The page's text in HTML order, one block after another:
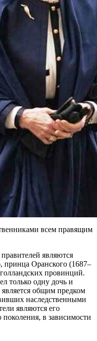
всем правящим
являются
Оранского (1687–
провинций.
только одну дочь и
общим предком
наследственными
являются его
поколения, в зависимости